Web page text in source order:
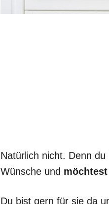
Natürlich nicht. Denn
Wünsche und möchtest
Du bist gern für sie da